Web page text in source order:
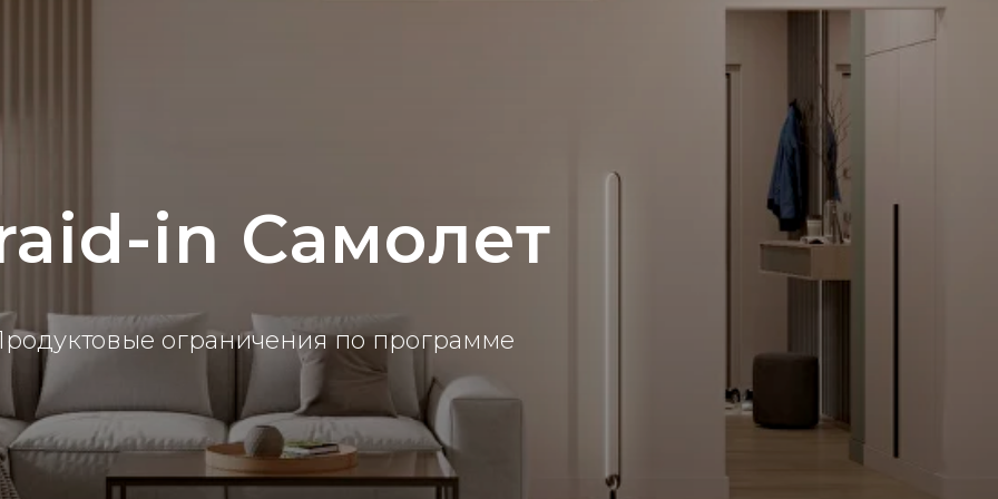
in Самолет
ограничения по программе